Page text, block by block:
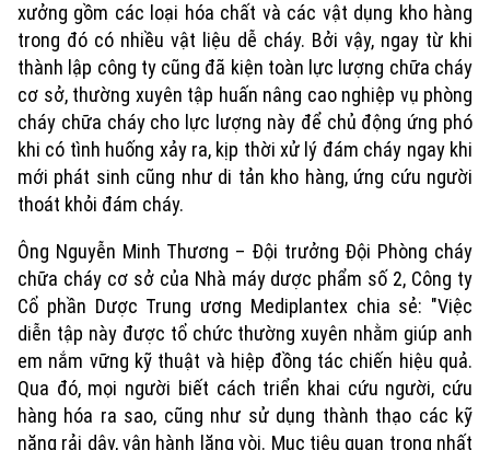
xưởng gồm các loại hóa chất và các vật dụng kho hàng
trong đó có nhiều vật liệu dễ cháy. Bởi vậy, ngay từ khi
thành lập công ty cũng đã kiện toàn lực lượng chữa cháy
cơ sở, thường xuyên tập huấn nâng cao nghiệp vụ phòng
cháy chữa cháy cho lực lượng này để chủ động ứng phó
khi có tình huống xảy ra, kịp thời xử lý đám cháy ngay khi
mới phát sinh cũng như di tản kho hàng, ứng cứu người
thoát khỏi đám cháy.
Ông Nguyễn Minh Thương – Đội trưởng Đội Phòng cháy
chữa cháy cơ sở của Nhà máy dược phẩm số 2, Công ty
Cổ phần Dược Trung ương Mediplantex chia sẻ: "Việc
diễn tập này được tổ chức thường xuyên nhằm giúp anh
em nắm vững kỹ thuật và hiệp đồng tác chiến hiệu quả.
Qua đó, mọi người biết cách triển khai cứu người, cứu
hàng hóa ra sao, cũng như sử dụng thành thạo các kỹ
năng rải dây, vận hành lăng vòi. Mục tiêu quan trọng nhất